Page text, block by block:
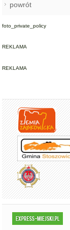
powrót
foto_private_policy
REKLAMA
REKLAMA